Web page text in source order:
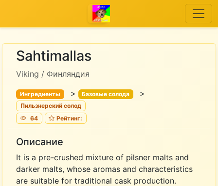
Sahtimallas
Viking / Финляндия
Ингредиенты > Базовые солода >
Пильзнерский солод
64
Рейтинг:
Описание
It is a pre-crushed mixture of pilsner malts and
darker malts, whose aromas and characteristics
are suitable for traditional cask production.